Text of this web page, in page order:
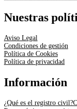
Nuestras
Aviso Legal
Condiciones de gestión
Política de Cookies
Política de privacidad
Información
¿Qué es el registro civil?